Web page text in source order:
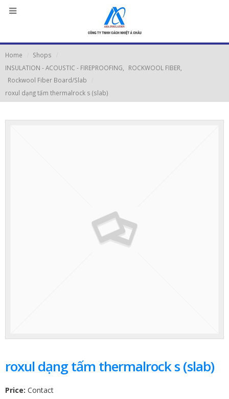
Home
Shops
INSULATION - ACOUSTIC - FIREPROOFING
ROCKWOOL FIBER
Rockwool Fiber Board/Slab
roxul dạng tấm thermalrock s (slab)
roxul dạng tấm thermalrock s (slab)
Price: Contact